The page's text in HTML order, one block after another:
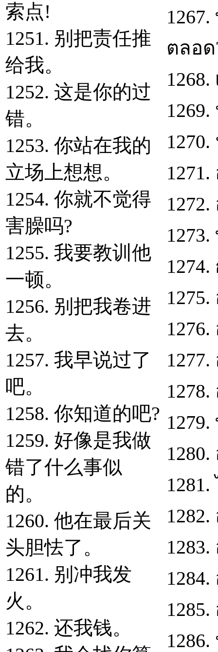
索点!
1251. 别把责任推
给我。
1252. 这是你的过
错。
1253. 你站在我的
立场上想想。
1254. 你就不觉得
害臊吗?
1255. 我要教训他
一顿。
1256. 别把我卷进
去。
1257. 我早说过了
吧。
1258. 你知道的吧?
1259. 好像是我做
错了什么事似
的。
1260. 他在最后关
头胆怯了。
1261. 别冲我发
火。
1262. 还我钱。
ตลอด